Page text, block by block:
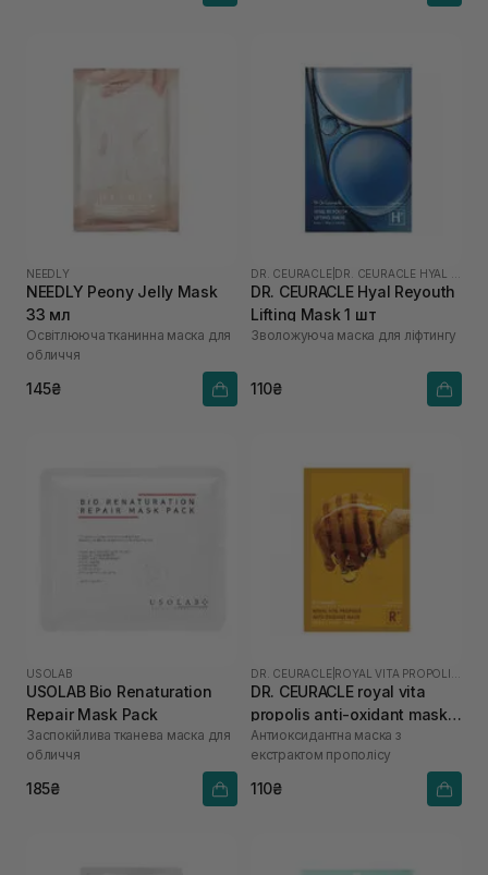
NEEDLY
NEEDLY Peony Jelly Mask
33 мл
Освітлююча тканинна маска для
обличчя
145₴
DR. CEURACLE
DR. CEURACLE Hyal Reyouth
Lifting Mask 1 шт
Зволожуюча маска для ліфтингу
110₴
USOLAB
USOLAB Bio Renaturation
Repair Mask Pack
Заспокійлива тканева маска для
обличчя
185₴
DR. CEURACLE
DR. CEURACLE royal vita
propolis anti-oxidant mask 1
шт
Антиоксидантна маска з
екстрактом прополісу
110₴